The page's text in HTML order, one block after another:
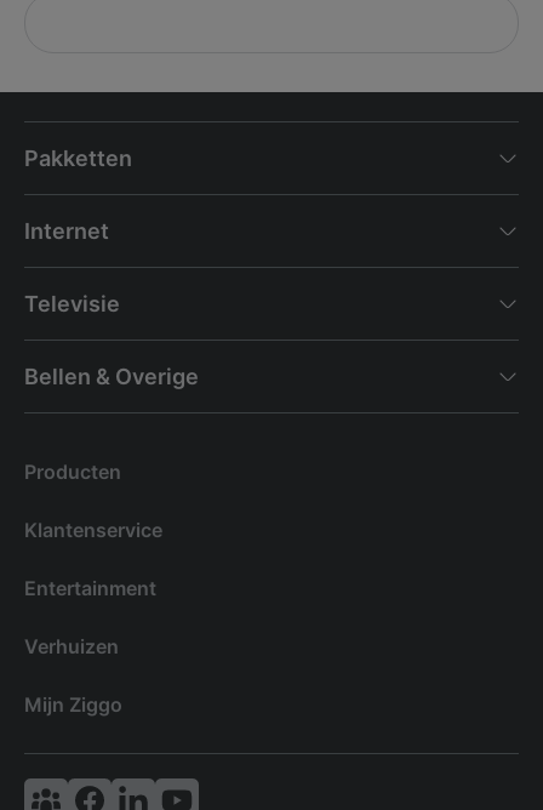
Pakketten
Internet
Televisie
Bellen & Overige
Producten
Klantenservice
Entertainment
Verhuizen
Mijn Ziggo
Vodafone & Ziggo Community
Ziggo Facebook
VodafoneZiggo LinkedIn
Ziggo YouTube